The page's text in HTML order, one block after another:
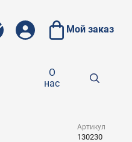
Мой заказ
О
нас
Артикул
130230